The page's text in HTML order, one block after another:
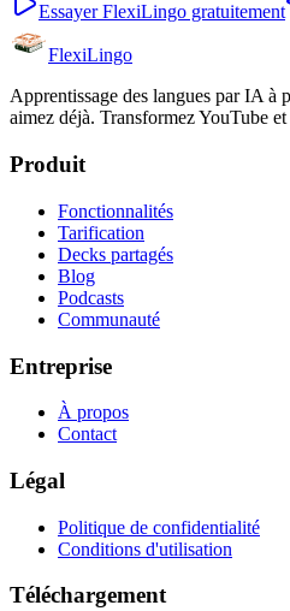
Essayer FlexiLingo gratuitement
FlexiLingo
Apprentissage des langues par IA à
aimez déjà. Transformez YouTube
Produit
Fonctionnalités
Tarification
Decks partagés
Blog
Podcasts
Communauté
Entreprise
À propos
Contact
Légal
Politique de confidentialité
Conditions d'utilisation
Téléchargement